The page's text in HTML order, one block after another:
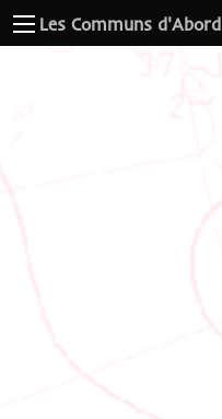
Les Communs d'Abord